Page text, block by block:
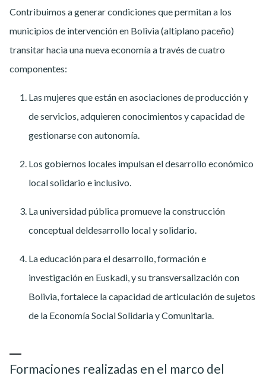
Contribuimos a generar condiciones que permitan a los
municipios de intervención en Bolivia (altiplano paceño)
transitar hacia una nueva economía a través de cuatro
componentes:
Las mujeres que están en asociaciones de producción y
de servicios, adquieren conocimientos y capacidad de
gestionarse con autonomía.
Los gobiernos locales impulsan el desarrollo económico
local solidario e inclusivo.
La universidad pública promueve la construcción
conceptual deldesarrollo local y solidario.
La educación para el desarrollo, formación e
investigación en Euskadi, y su transversalización con
Bolivia, fortalece la capacidad de articulación de sujetos
de la Economía Social Solidaria y Comunitaria.
Formaciones realizadas en el marco del